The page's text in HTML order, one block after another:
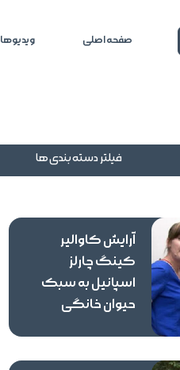
صفحه اصلی ویدیوها
فیلتر دسته بندی ها
آرایش کاوالیر
کینگ چارلز
اسپانیل به سبک
حیوان خانگی